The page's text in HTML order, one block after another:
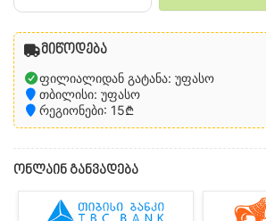
მიწოდება
ფილიალიდან გატანა: უფასო
თბილისი: უფასო
რეგიონები: 15₾
ონლაინ განვადება